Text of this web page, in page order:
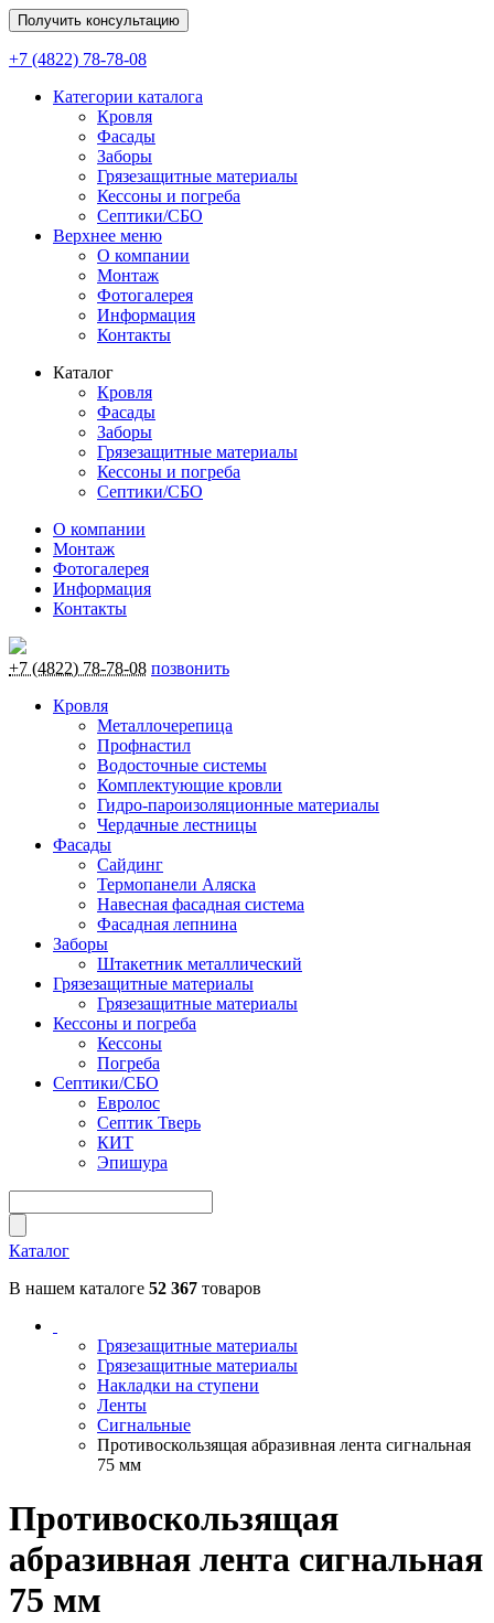
Получить консультацию
+7 (4822) 78-78-08
Категории каталога
Кровля
Фасады
Заборы
Грязезащитные материалы
Кессоны и погреба
Септики/СБО
Верхнее меню
О компании
Монтаж
Фотогалерея
Информация
Контакты
Каталог
Кровля
Фасады
Заборы
Грязезащитные материалы
Кессоны и погреба
Септики/СБО
О компании
Монтаж
Фотогалерея
Информация
Контакты
+7 (4822) 78-78-08 позвонить
Кровля
Металлочерепица
Профнастил
Водосточные системы
Комплектующие кровли
Гидро-пароизоляционные материалы
Чердачные лестницы
Фасады
Сайдинг
Термопанели Аляска
Навесная фасадная система
Фасадная лепнина
Заборы
Штакетник металлический
Грязезащитные материалы
Грязезащитные материалы
Кессоны и погреба
Кессоны
Погреба
Септики/СБО
Евролос
Септик Тверь
КИТ
Эпишура
Каталог
В нашем каталоге 52 367 товаров
Грязезащитные материалы
Грязезащитные материалы
Накладки на ступени
Ленты
Сигнальные
Противоскользящая абразивная лента сигнальная
75 мм
Противоскользящая
абразивная лента сигнальная
75 мм